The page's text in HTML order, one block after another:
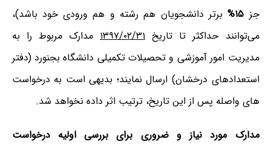
جز ۱۵% برتر دانشجویان هم رشته و هم ورودی خود باشد)،
می‌توانند حداکثر تا تاریخ ۱۳۹۷/۰۲/۳۱ مدارک مربوط را به
مدیریت امور آموزشی و تحصیلات تکمیلی دانشگاه بجنورد (دفتر
استعدادهای درخشان) ارسال نمایند؛ بدیهی است به درخواست‏
های واصله پس از این تاریخ، ترتیب اثر داده نخواهد شد.
مدارک مورد نیاز و ضروری برای بررسی اولیه درخواست